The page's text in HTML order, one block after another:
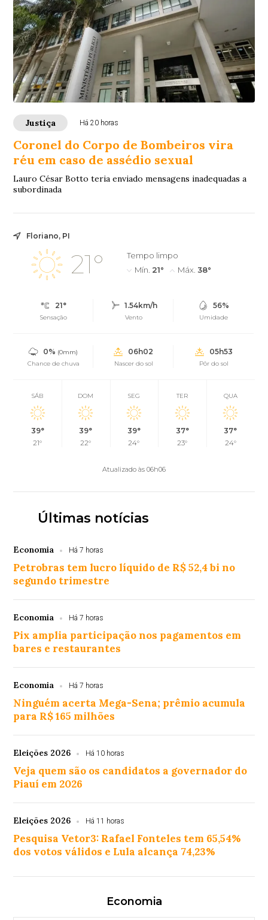
Justiça Há 20 horas
Coronel do Corpo de Bombeiros vira
réu em caso de assédio sexual
Lauro César Botto teria enviado mensagens inadequadas a
subordinada
Floriano, PI
21°
Tempo limpo
Mín. 21° Máx. 38°
21°
Sensação
1.54km/h
Vento
56%
Umidade
0% (0mm)
Chance de chuva
06h02
Nascer do sol
05h53
Pôr do sol
SÁB
39°
21°
DOM
39°
22°
SEG
39°
24°
TER
37°
23°
QUA
37°
24°
Atualizado às 06h06
Últimas notícias
Economia Há 7 horas
Petrobras tem lucro líquido de R$ 52,4 bi no
segundo trimestre
Economia Há 7 horas
Pix amplia participação nos pagamentos em
bares e restaurantes
Economia Há 7 horas
Ninguém acerta Mega-Sena; prêmio acumula
para R$ 165 milhões
Eleições 2026 Há 10 horas
Veja quem são os candidatos a governador do
Piauí em 2026
Eleições 2026 Há 11 horas
Pesquisa Vetor3: Rafael Fonteles tem 65,54%
dos votos válidos e Lula alcança 74,23%
Economia